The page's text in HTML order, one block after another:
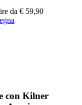
da € 59,90
con Kilner